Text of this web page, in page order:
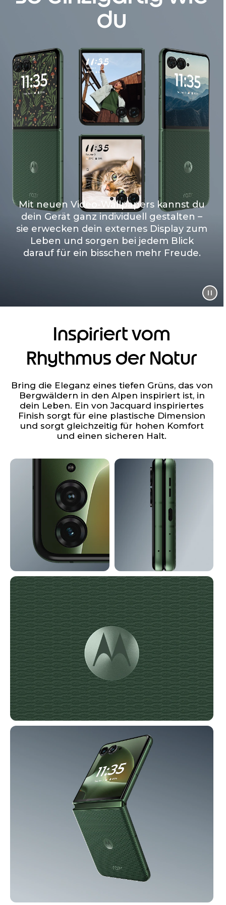
du
Mit neuen Video-Wallpapers kannst du
dein Gerät ganz individuell gestalten –
sie erwecken dein externes Display zum
Leben und sorgen bei jedem Blick
darauf für ein bisschen mehr Freude.
Inspiriert vom
Rhythmus der Natur
Bring die Eleganz eines tiefen Grüns, das von
Bergwäldern in den Alpen inspiriert ist, in
dein Leben. Ein von Jacquard inspiriertes
Finish sorgt für eine plastische Dimension
und sorgt gleichzeitig für hohen Komfort
und einen sicheren Halt.